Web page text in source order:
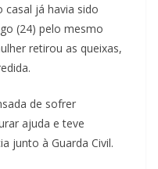
já havia sido
(24) pelo mesmo
retirou as queixas,
de sofrer
ajuda e teve
junto à Guarda Civil.